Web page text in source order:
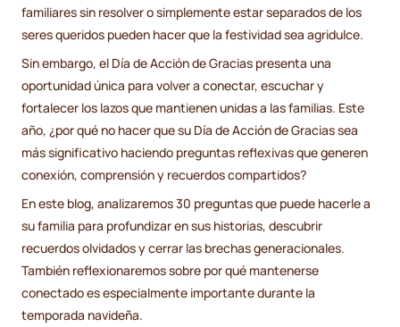
familiares sin resolver o simplemente estar separados de los
seres queridos pueden hacer que la festividad sea agridulce.
Sin embargo, el Día de Acción de Gracias presenta una
oportunidad única para volver a conectar, escuchar y
fortalecer los lazos que mantienen unidas a las familias. Este
año, ¿por qué no hacer que su Día de Acción de Gracias sea
más significativo haciendo preguntas reflexivas que generen
conexión, comprensión y recuerdos compartidos?
En este blog, analizaremos 30 preguntas que puede hacerle a
su familia para profundizar en sus historias, descubrir
recuerdos olvidados y cerrar las brechas generacionales.
También reflexionaremos sobre por qué mantenerse
conectado es especialmente importante durante la
temporada navideña.